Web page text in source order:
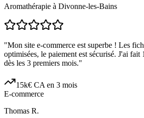
Aromathérapie à Divonne-les-Bains
"Mon site e-commerce est superbe ! Les
optimisées, le paiement est sécurisé. J'ai
dès les 3 premiers mois."
15k€ CA en 3 mois
E-commerce
Thomas R.